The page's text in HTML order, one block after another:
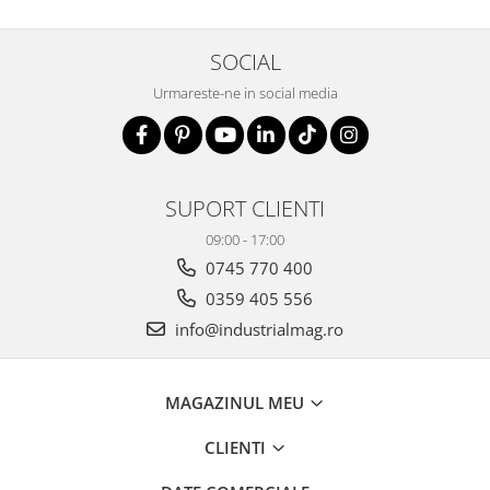
Macarale portal
Senzori fără fir (Wireless)
Senzori cu fir (Wired)
Senzori seismici
Device-uri Industriale
Computere Industriale
Tablete Industriale
Laptopuri Industriale
SOCIAL
Urmareste-ne in social media
SUPORT CLIENTI
09:00 - 17:00
0745 770 400
0359 405 556
info@industrialmag.ro
MAGAZINUL MEU
CLIENTI